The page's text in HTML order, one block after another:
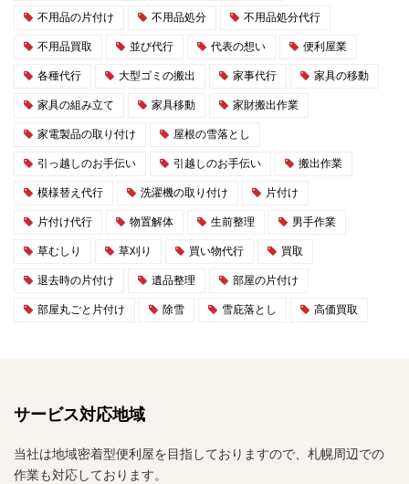
不用品の片付け 不用品処分 不用品処分代行
不用品買取 並び代行 代表の想い 便利屋業
各種代行 大型ゴミの搬出 家事代行 家具の移動
家具の組み立て 家具移動 家財搬出作業
家電製品の取り付け 屋根の雪落とし
引っ越しのお手伝い 引越しのお手伝い 搬出作業
模様替え代行 洗濯機の取り付け 片付け
片付け代行 物置解体 生前整理 男手作業
草むしり 草刈り 買い物代行 買取
退去時の片付け 遺品整理 部屋の片付け
部屋丸ごと片付け 除雪 雪庇落とし 高価買取
サービス対応地域
当社は地域密着型便利屋を目指しておりますので、札幌周辺での
作業も対応しております。